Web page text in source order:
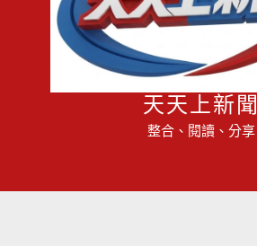
天天上新聞
整合、閱讀、分享